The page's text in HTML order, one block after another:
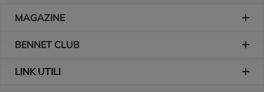
MAGAZINE
BENNET CLUB
LINK UTILI